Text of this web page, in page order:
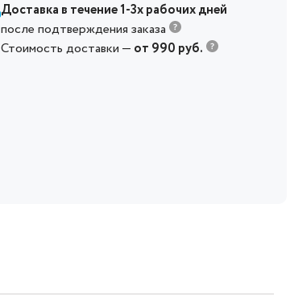
Доставка в течение 1-3х рабочих дней
после подтверждения заказа
Стоимость доставки — от 990 руб.